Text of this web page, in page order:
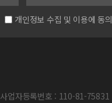
개인정보 수집 및 이용에 동의
사업자등록번호 : 110-81-75831